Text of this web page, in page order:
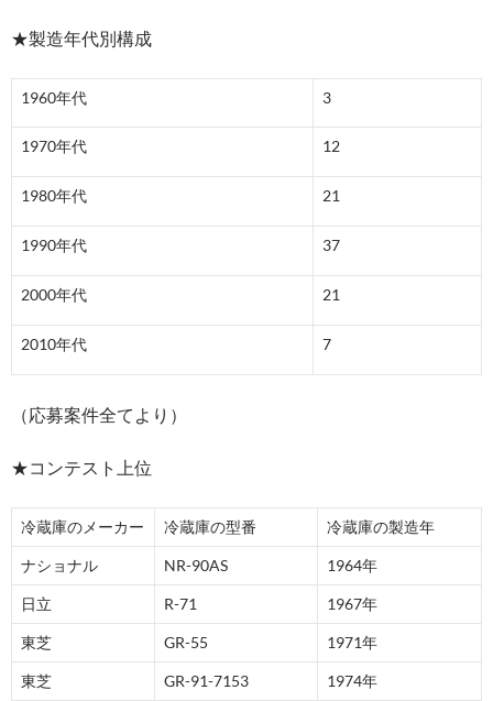
★製造年代別構成
1960年代 3
1970年代 12
1980年代 21
1990年代 37
2000年代 21
2010年代 7
（応募案件全てより）
★コンテスト上位
冷蔵庫のメーカー 冷蔵庫の型番 冷蔵庫の製造年
ナショナル NR-90AS 1964年
日立 R-71 1967年
東芝 GR-55 1971年
東芝 GR-91-7153 1974年